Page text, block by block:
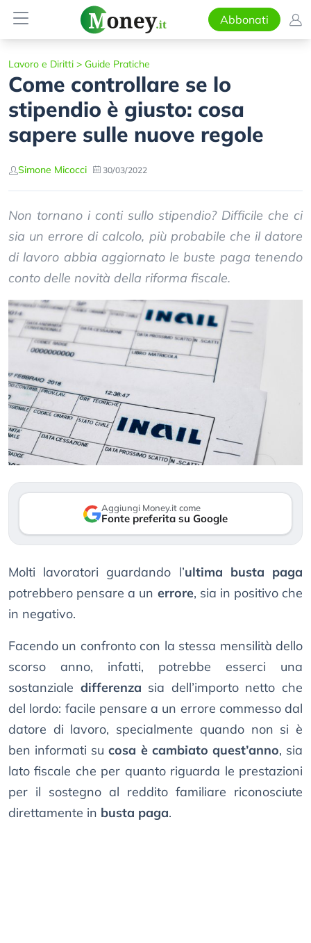
Abbonati
Lavoro e Diritti > Guide Pratiche
Come controllare se lo
stipendio è giusto: cosa
sapere sulle nuove regole
Simone Micocci 30/03/2022
Non tornano i conti sullo stipendio? Difficile che ci
sia un errore di calcolo, più probabile che il datore
di lavoro abbia aggiornato le buste paga tenendo
conto delle novità della riforma fiscale.
Aggiungi Money.it come
Fonte preferita su Google
Molti lavoratori guardando l’ultima busta paga
potrebbero pensare a un errore, sia in positivo che
in negativo.
Facendo un confronto con la stessa mensilità dello
scorso anno, infatti, potrebbe esserci una
sostanziale differenza sia dell’importo netto che
del lordo: facile pensare a un errore commesso dal
datore di lavoro, specialmente quando non si è
ben informati sucosa è cambiato quest’anno, sia
lato fiscale che per quanto riguarda le prestazioni
per il sostegno al reddito familiare riconosciute
direttamente in busta paga.